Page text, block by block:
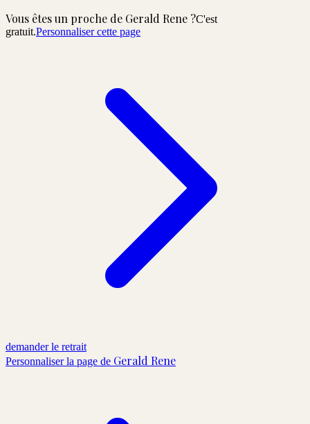
Vous êtes un proche de Gerald Rene ?C'est
gratuit.Personnaliser cette page
demander le retrait
Personnaliser la page de Gerald Rene